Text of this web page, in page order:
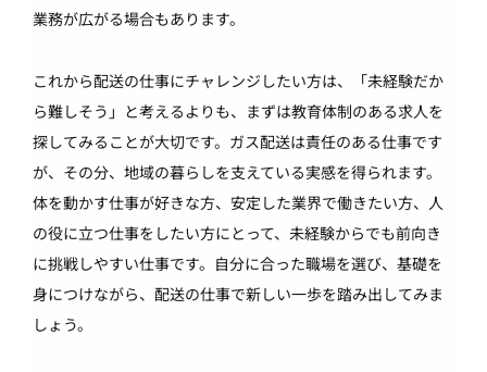
業務が広がる場合もあります。
これから配送の仕事にチャレンジしたい方は、「未経験だか
ら難しそう」と考えるよりも、まずは教育体制のある求人を
探してみることが大切です。ガス配送は責任のある仕事です
が、その分、地域の暮らしを支えている実感を得られます。
体を動かす仕事が好きな方、安定した業界で働きたい方、人
の役に立つ仕事をしたい方にとって、未経験からでも前向き
に挑戦しやすい仕事です。自分に合った職場を選び、基礎を
身につけながら、配送の仕事で新しい一歩を踏み出してみま
しょう。